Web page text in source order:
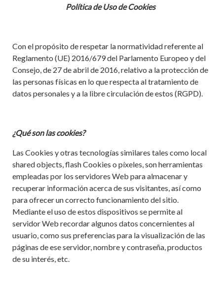
Política de Uso de Cookies
Con el propósito de respetar la normatividad referente al
Reglamento (UE) 2016/679 del Parlamento Europeo y del
Consejo, de 27 de abril de 2016, relativo a la protección de
las personas físicas en lo que respecta al tratamiento de
datos personales y a la libre circulación de estos (RGPD).
¿Qué son las cookies?
Las Cookies y otras tecnologías similares tales como local
shared objects, flash Cookies o píxeles, son herramientas
empleadas por los servidores Web para almacenar y
recuperar información acerca de sus visitantes, así como
para ofrecer un correcto funcionamiento del sitio.
Mediante el uso de estos dispositivos se permite al
servidor Web recordar algunos datos concernientes al
usuario, como sus preferencias para la visualización de las
páginas de ese servidor, nombre y contraseña, productos
de su interés, etc.